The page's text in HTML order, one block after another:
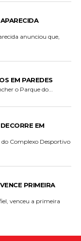
anunciou que,
EM PAREDES
o Parque do...
EM
do Complexo Desportivo
PRIMEIRA
venceu a primeira